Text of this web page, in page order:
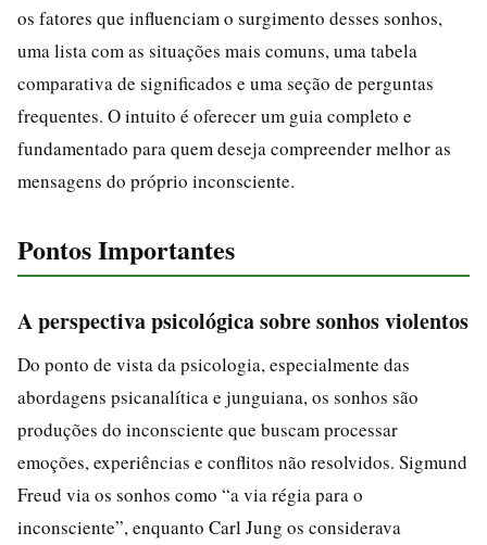
os fatores que influenciam o surgimento desses sonhos,
uma lista com as situações mais comuns, uma tabela
comparativa de significados e uma seção de perguntas
frequentes. O intuito é oferecer um guia completo e
fundamentado para quem deseja compreender melhor as
mensagens do próprio inconsciente.
Pontos Importantes
A perspectiva psicológica sobre sonhos violentos
Do ponto de vista da psicologia, especialmente das
abordagens psicanalítica e junguiana, os sonhos são
produções do inconsciente que buscam processar
emoções, experiências e conflitos não resolvidos. Sigmund
Freud via os sonhos como “a via régia para o
inconsciente”, enquanto Carl Jung os considerava